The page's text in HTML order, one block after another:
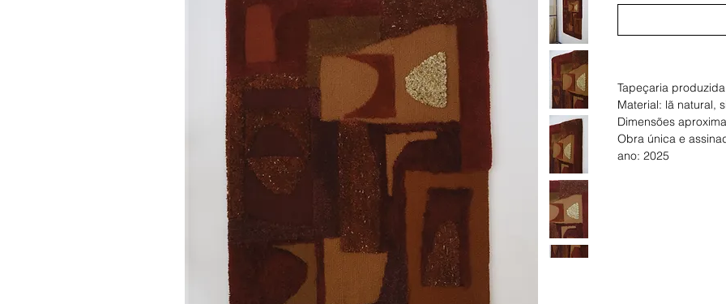
Tapeçaria
Material: lã natural,
Dimensões
Obra única e
ano: 2025